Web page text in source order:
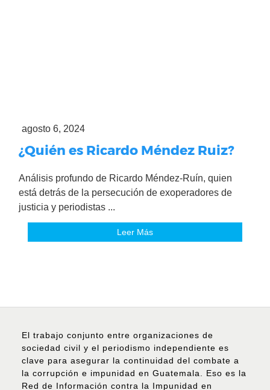
agosto 6, 2024
¿Quién es Ricardo Méndez Ruiz?
Análisis profundo de Ricardo Méndez-Ruín, quien
está detrás de la persecución de exoperadores de
justicia y periodistas ...
Leer Más
El trabajo conjunto entre organizaciones de
sociedad civil y el periodismo independiente es
clave para asegurar la continuidad del combate a
la corrupción e impunidad en Guatemala. Eso es la
Red de Información contra la Impunidad en